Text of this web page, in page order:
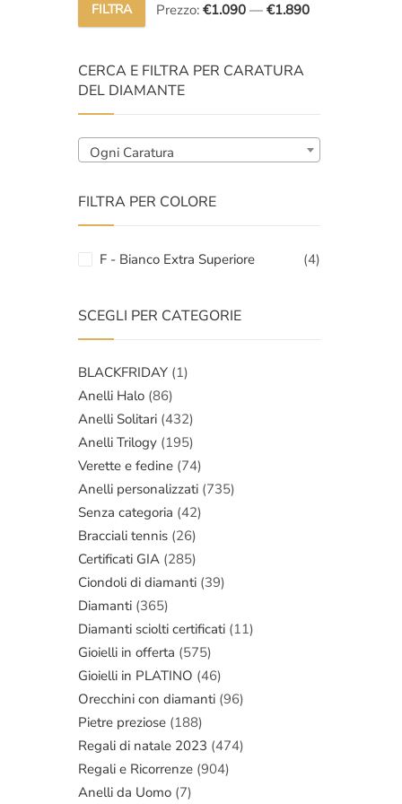
Prezzo
Prezzo
FILTRA Prezzo: €1.090 — €1.890
CERCA E FILTRA PER CARATURA
DEL DIAMANTE
Ogni Caratura
FILTRA PER COLORE
F - Bianco Extra Superiore (4)
SCEGLI PER CATEGORIE
BLACKFRIDAY (1)
Anelli Halo (86)
Anelli Solitari (432)
Anelli Trilogy (195)
Verette e fedine (74)
Anelli personalizzati (735)
Senza categoria (42)
Bracciali tennis (26)
Certificati GIA (285)
Ciondoli di diamanti (39)
Diamanti (365)
Diamanti sciolti certificati (11)
Gioielli in offerta (575)
Gioielli in PLATINO (46)
Orecchini con diamanti (96)
Pietre preziose (188)
Regali di natale 2023 (474)
Regali e Ricorrenze (904)
Anelli da Uomo (7)